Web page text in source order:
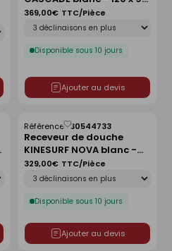
cm
Disponible sous 10 jours
369,00€ TTC/Pièce
Ajouter au devis
Receveur de douche
KINESURF NOVA blanc -
90x90 cm
Référence :30544733
Disponible sous 10 jours
329,00€ TTC/Pièce
Ajouter au devis
Enregistrer
comme
liste